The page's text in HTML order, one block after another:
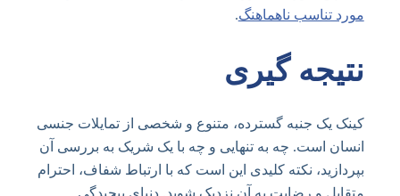
مورد تناسب ناهماهنگ.
نتیجه گیری
کینک یک جنبه گسترده، متنوع و شخصی از تمایلات جنسی
انسان است. چه به تنهایی و چه با یک شریک به بررسی آن
بپردازید، نکته کلیدی این است که با ارتباط شفاف، احترام
متقابل و رضایت به آن نزدیک شوید. دنیای پیچیدگی